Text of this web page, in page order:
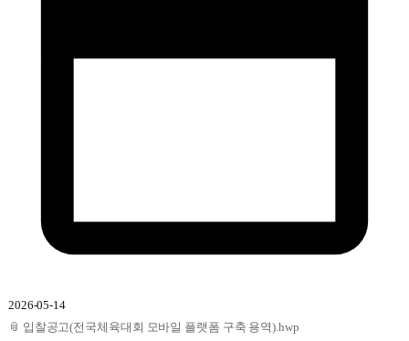
2026-05-14
📎 입찰공고(전국체육대회 모바일 플랫폼 구축 용역).hwp